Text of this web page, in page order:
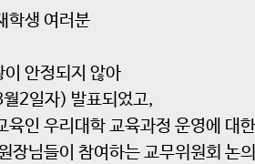
학생 여러분
이 안정되지 않아
2일자) 발표되었고,
육인 우리대학 교육과정 운영에 대
장님들이 참여하는 교무위원회 논